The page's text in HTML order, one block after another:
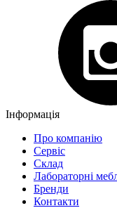
Інформація
Про компанію
Сервіс
Склад
Лабораторні
Бренди
Контакти